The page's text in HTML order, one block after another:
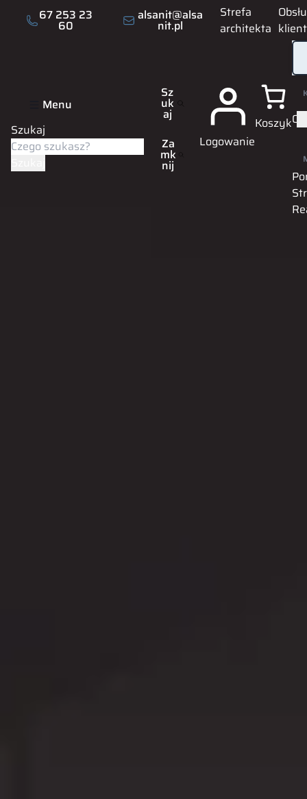
67 253 23
60
alsanit@alsa
nit.pl
Strefa
architekta
Menu
Szukaj
Sz
uk
aj
Za
mk
nij
Logowanie
Koszyk